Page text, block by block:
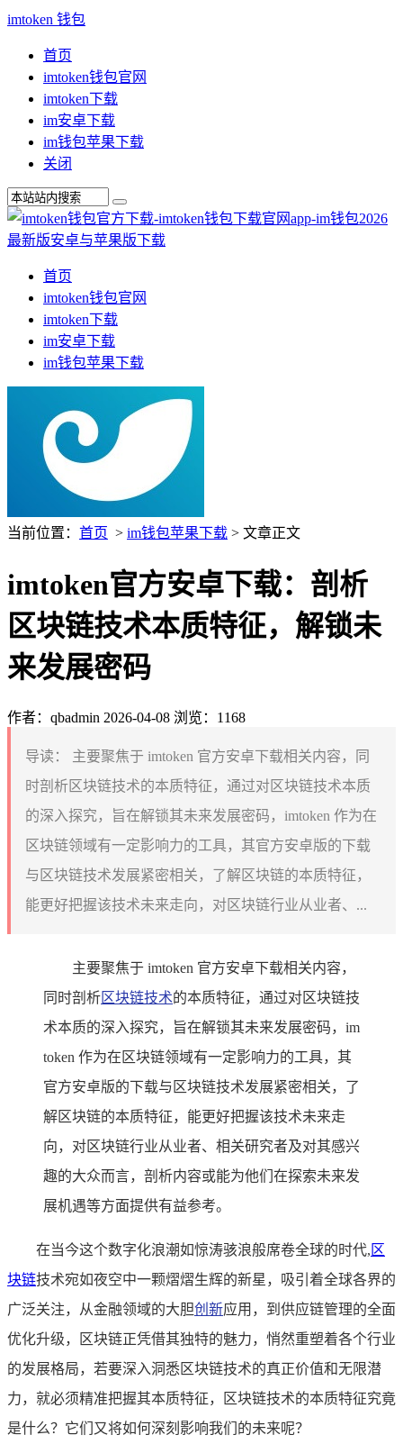
imtoken 钱包
首页
imtoken钱包官网
imtoken下载
im安卓下载
im钱包苹果下载
关闭
首页
imtoken钱包官网
imtoken下载
im安卓下载
im钱包苹果下载
当前位置： 首页 > im钱包苹果下载 > 文章正文
imtoken官方安卓下载：剖析
区块链技术本质特征，解锁未
来发展密码
作者：qbadmin 2026-04-08 浏览：1168
导读：
主要聚焦于 imtoken 官方安卓下载相关内容，同
时剖析区块链技术的本质特征，通过对区块链技术本质
的深入探究，旨在解锁其未来发展密码，imtoken 作为在
区块链领域有一定影响力的工具，其官方安卓版的下载
与区块链技术发展紧密相关，了解区块链的本质特征，
能更好把握该技术未来走向，对区块链行业从业者、...
主要聚焦于 imtoken 官方安卓下载相关内容，
同时剖析区块链技术的本质特征，通过对区块链技
术本质的深入探究，旨在解锁其未来发展密码，im
token 作为在区块链领域有一定影响力的工具，其
官方安卓版的下载与区块链技术发展紧密相关，了
解区块链的本质特征，能更好把握该技术未来走
向，对区块链行业从业者、相关研究者及对其感兴
趣的大众而言，剖析内容或能为他们在探索未来发
展机遇等方面提供有益参考。
在当今这个数字化浪潮如惊涛骇浪般席卷全球的时代, 区
块链技术宛如夜空中一颗熠熠生辉的新星，吸引着全球各界的
广泛关注，从金融领域的大胆创新应用，到供应链管理的全面
优化升级，区块链正凭借其独特的魅力，悄然重塑着各个行业
的发展格局，若要深入洞悉区块链技术的真正价值和无限潜
力，就必须精准把握其本质特征，区块链技术的本质特征究竟
是什么？它们又将如何深刻影响我们的未来呢？